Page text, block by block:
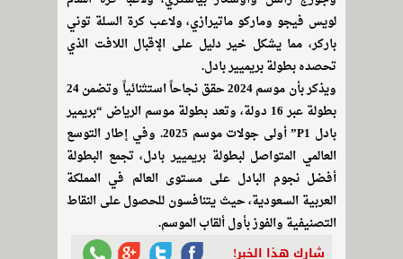
لويس فيجو وماركو ماتيرازي، ولاعب كرة السلة توني
باركر، مما يشكل خير دليل على الإقبال اللافت الذي
تحصده بطولة بريميير بادل.
ويذكر بأن موسم 2024 حقق نجاحاً استثنائياً وتضمن 24
بطولة عبر 16 دولة، وتعد بطولة موسم الرياض “بريمير
بادل P1” أولى جولات موسم 2025. وفي إطار التوسع
العالمي المتواصل لبطولة بريميير بادل، تجمع البطولة
أفضل نجوم البادل على مستوى العالم في المملكة
العربية السعودية، حيث يتنافسون للحصول على النقاط
التصنيفية والفوز بأول ألقاب الموسم.
شارك هذا الخبر!